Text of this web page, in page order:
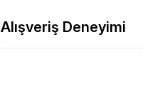
Alışveriş Deneyimi